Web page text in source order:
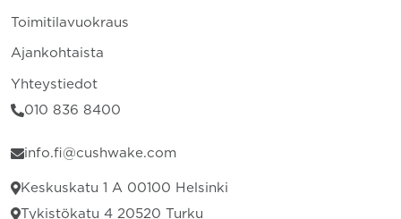
Toimitilavuokraus
Ajankohtaista
Yhteystiedot
010 836 8400
info.fi@cushwake.com
Keskuskatu 1 A 00100 Helsinki
Tykistökatu 4 20520 Turku